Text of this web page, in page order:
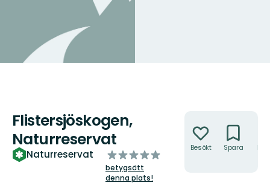
Flistersjöskogen,
Naturreservat
Naturreservat
av
5
stjärnor
betygsätt
denna plats!
Besökt Spara